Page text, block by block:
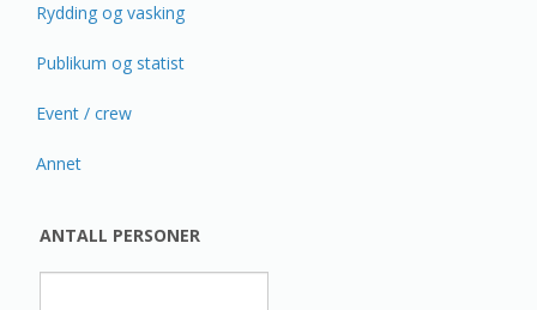
Rydding og vasking
Publikum og statist
Event / crew
Annet
ANTALL PERSONER